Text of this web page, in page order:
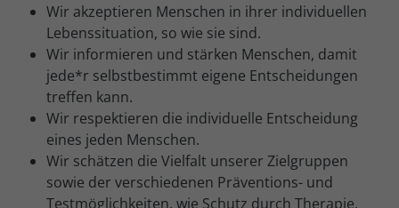
Wir akzeptieren Menschen in ihrer individuellen
Lebenssituation, so wie sie sind.
Wir informieren und stärken Menschen, damit
jede*r selbstbestimmt eigene Entscheidungen
treffen kann.
Wir respektieren die individuelle Entscheidung
eines jeden Menschen.
Wir schätzen die Vielfalt unserer Zielgruppen
sowie der verschiedenen Präventions- und
Testmöglichkeiten, wie Schutz durch Therapie,